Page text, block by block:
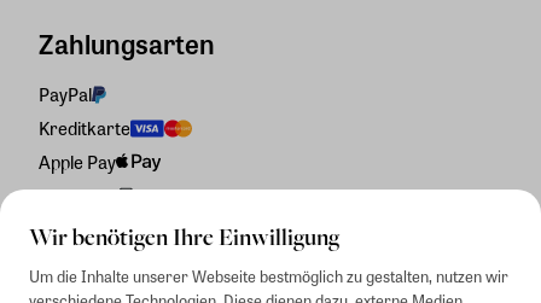
Wir benötigen Ihre Einwilligung
Um die Inhalte unserer Webseite bestmöglich zu gestalten, nutzen wir
Zahlungsarten
PayPal
Kreditkarte
Apple Pay
Rechnung